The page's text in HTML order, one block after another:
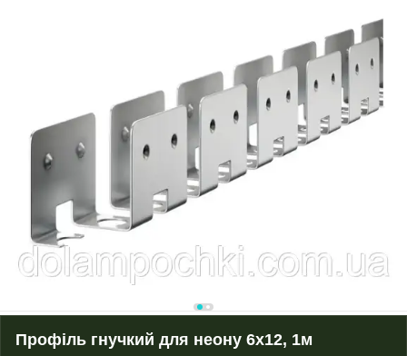
Профіль гнучкий для неону 6x12, 1м